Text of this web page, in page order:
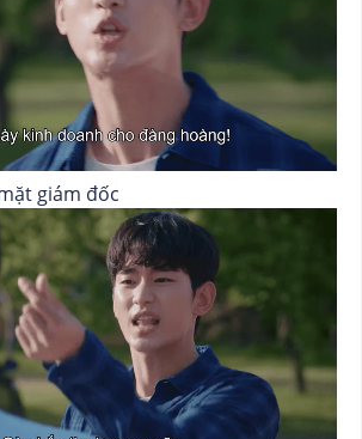
giám đốc